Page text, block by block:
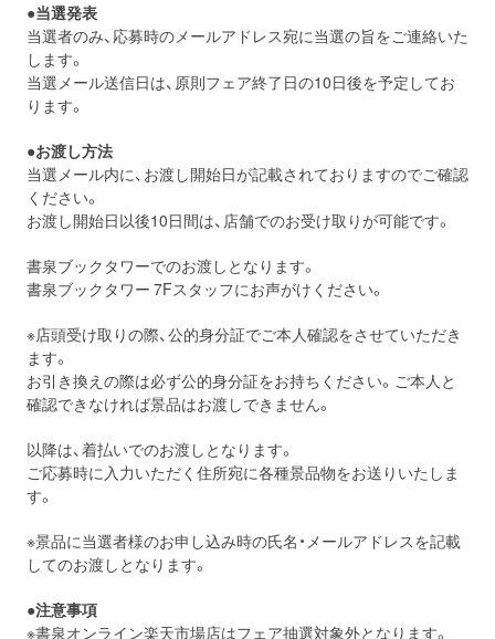
●当選発表
当選者のみ、応募時のメールアドレス宛に当選の旨をご連絡いた
します。
当選メール送信日は、原則フェア終了日の10日後を予定してお
ります。
●お渡し方法
当選メール内に、お渡し開始日が記載されておりますのでご確認
ください。
お渡し開始日以後10日間は、店舗でのお受け取りが可能です。
書泉ブックタワーでのお渡しとなります。
書泉ブックタワー 7Fスタッフにお声がけください。
※店頭受け取りの際、公的身分証でご本人確認をさせていただき
ます。
お引き換えの際は必ず公的身分証をお持ちください。ご本人と
確認できなければ景品はお渡しできません。
以降は、着払いでのお渡しとなります。
ご応募時に入力いただく住所宛に各種景品物をお送りいたしま
す。
※景品に当選者様のお申し込み時の氏名・メールアドレスを記載
してのお渡しとなります。
●注意事項
※書泉オンライン楽天市場店はフェア抽選対象外となります。